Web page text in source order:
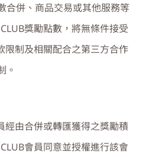
合併、商品交易或其他服務等
獎勵點數，將無條件接受
限制及相關配合之第三方合作
。
經由合併或轉匯獲得之獎勵積
會員同意並授權進行該會